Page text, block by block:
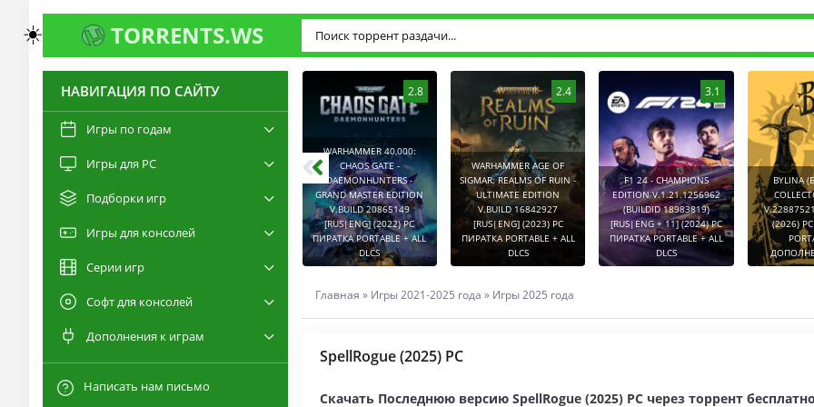
TORRENTS.WS
НАВИГАЦИЯ ПО САЙТУ
Игры по годам
Игры для PC
Подборки игр
Игры для консолей
Серии игр
Софт для консолей
Дополнения к играм
Написать нам письмо
3.0
RESIDENT EVIL 9:
REQUIEM - DELUXE
EDITION V.BUILD
(2026) PC ПИРАТКА
[RUS|ENG] (2026) PC
2.8
WARHAMMER 40,000:
CHAOS GATE -
DAEMONHUNTERS -
GRAND MASTER EDITION
V.BUILD 20865149
[RUS|ENG] (2022) PC
ПИРАТКА PORTABLE + ALL
DLCS
2.4
WARHAMMER AGE OF
SIGMAR: REALMS OF RUIN -
ULTIMATE EDITION
V.BUILD 16842927
[RUS|ENG] (2023) PC
ПИРАТКА PORTABLE + ALL
DLCS
3.1
F1 24 - CHAMPIONS
EDITION V.1.21.1256962
(BUILDID 18983819)
[RUS|ENG + 11] (2024) PC
ПИРАТКА PORTABLE + ALL
DLCS
BYLINA
(2026)
Главная » Игры 2021-2025 года » Игры 2025 года
SpellRogue (2025) PC
Скачать Последнюю версию SpellRogue (2025) PC через торрент
☀️